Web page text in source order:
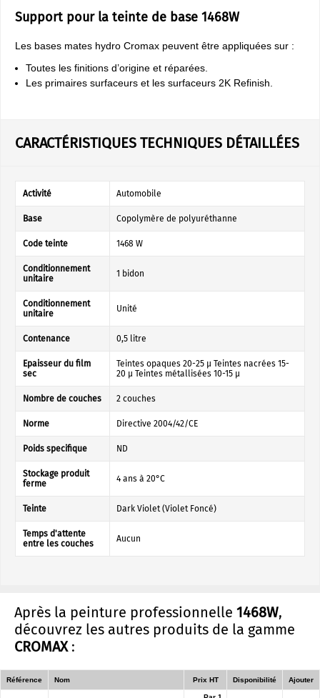
Support pour la teinte de base 1468W
Les bases mates hydro Cromax peuvent être appliquées sur :
Toutes les finitions d’origine et réparées.
Les primaires surfaceurs et les surfaceurs 2K Refinish.
CARACTÉRISTIQUES TECHNIQUES DÉTAILLÉES
Activité Automobile
Base Copolymère de polyuréthanne
Code teinte 1468 W
Conditionnement
unitaire
1 bidon
Conditionnement
unitaire
Unité
Contenance 0,5 litre
Epaisseur du film
sec
Teintes opaques 20-25 µ Teintes nacrées 15-
20 µ Teintes métallisées 10-15 µ
Nombre de couches 2 couches
Norme Directive 2004/42/CE
Poids specifique ND
Stockage produit
ferme
4 ans à 20°C
Teinte Dark Violet (Violet Foncé)
Temps d'attente
entre les couches
Aucun
Après la peinture professionnelle 1468W,
découvrez les autres produits de la gamme
CROMAX:
Référence Nom Prix HT Disponibilité Ajouter